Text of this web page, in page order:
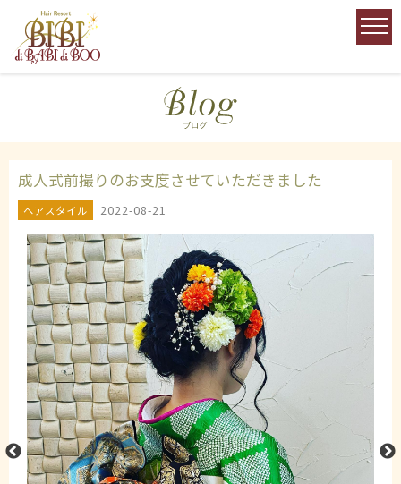
成人式前撮りのお支度させていただきました
ヘアスタイル 2022-08-21